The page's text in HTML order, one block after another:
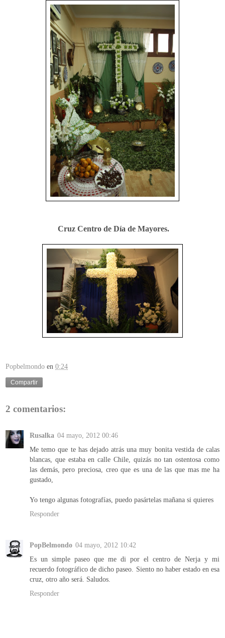
Cruz Centro de Día de Mayores.
Popbelmondo en 0:24
Compartir
2 comentarios:
Rusalka 04 mayo, 2012 00:46
Me temo que te has dejado atrás una muy bonita vestida de calas
blancas, que estaba en calle Chile, quizás no tan ostentosa como
las demás, pero preciosa, creo que es una de las que mas me ha
gustado,
Yo tengo algunas fotografías, puedo pasártelas mañana si quieres
Responder
PopBelmondo 04 mayo, 2012 10:42
Es un simple paseo que me di por el centro de Nerja y mi
recuerdo fotográfico de dicho paseo. Siento no haber estado en esa
cruz, otro año será. Saludos.
Responder